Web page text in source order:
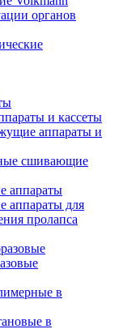
органов
и кассеты
аппараты и
сшивающие
аппараты
аппараты для
пролапса
в
в